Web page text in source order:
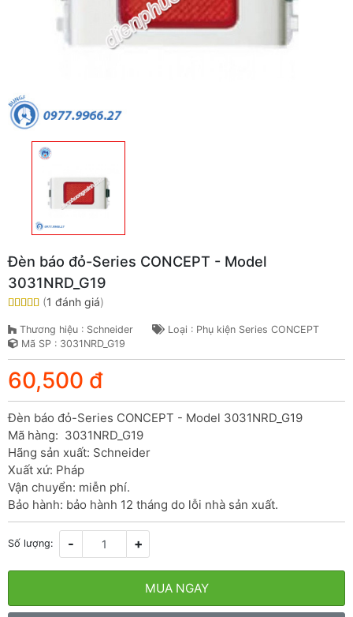
Đèn báo đỏ-Series CONCEPT - Model
3031NRD_G19
(1 đánh giá)
Thương hiệu : Schneider
Loại : Phụ kiện Series CONCEPT
Mã SP : 3031NRD_G19
60,500 đ
Đèn báo đỏ-Series CONCEPT - Model 3031NRD_G19
Mã hàng:  3031NRD_G19
Hãng sản xuất: Schneider
Xuất xứ: Pháp
Vận chuyển: miễn phí.
Bảo hành: bảo hành 12 tháng do lỗi nhà sản xuất.
Số lượng: - +
MUA NGAY